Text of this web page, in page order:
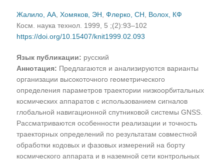
Жалило, АА ,Хомяков, ЭН ,Флерко, СН
Волох, КФ
Косм. наука технол. 1999, 5 ;(2):93–102
https://doi.org/10.15407/knit1999.02.093
Язык публикации: русский
Аннотация: Предлагаются и анализируются варианты
организации высокоточного геометрического
определения параметров траектории низкоорбитальных
космических аппаратов с использованием сигналов
глобальной навигационной спутниковой системы GNSS.
Рассматриваются особенности реализации и точность
траекторных определений по результатам совместной
обработки кодовых и фазовых измерений на борту
космического аппарата и в наземной сети контрольных